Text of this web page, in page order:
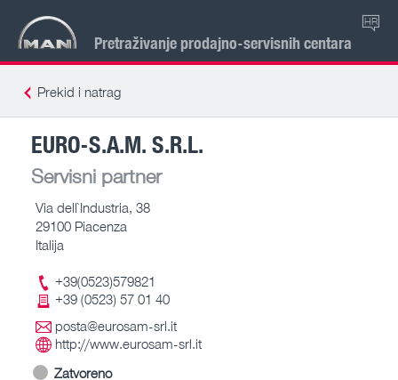
Pretraživanje prodajno-servisnih centara
HR
Prekid i natrag
EURO-S.A.M. S.R.L.
Servisni partner
Via dell`Industria, 38
29100 Piacenza
Italija
+39(0523)579821
+39 (0523) 57 01 40
posta@eurosam-srl.it
http://www.eurosam-srl.it
Zatvoreno